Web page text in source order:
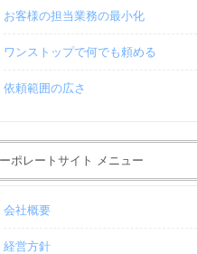
お客様の担当業務の最小化
ワンストップで何でも頼める
依頼範囲の広さ
ポレートサイト メニュー
会社概要
経営方針